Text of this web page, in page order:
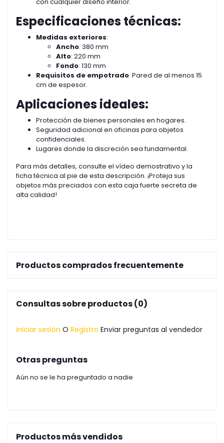
Especificaciones técnicas:
Medidas exteriores:
Ancho: 380 mm
Alto: 220 mm
Fondo: 130 mm
Requisitos de empotrado: Pared de al menos 15
cm de espesor.
Aplicaciones ideales:
Protección de bienes personales en hogares.
Seguridad adicional en oficinas para objetos
confidenciales.
Lugares donde la discreción sea fundamental.
Para más detalles, consulte el vídeo demostrativo y la
ficha técnica al pie de esta descripción. ¡Proteja sus
objetos más preciados con esta caja fuerte secreta de
alta calidad!
Productos comprados frecuentemente
Consultas sobre productos (0)
Iniciar sesión O Registro Enviar preguntas al vendedor
Otras preguntas
Aún no se le ha preguntado a nadie
Productos más vendidos